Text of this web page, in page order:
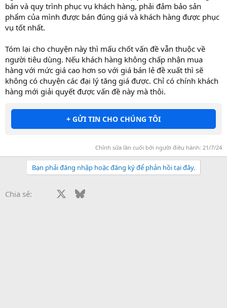
bán và quy trình phục vụ khách hàng, phải đảm bảo sản
phẩm của mình được bán đúng giá và khách hàng được phục
vụ tốt nhất.
Tóm lại cho chuyện này thì mấu chốt vấn đề vẫn thuộc về
người tiêu dùng. Nếu khách hàng không chấp nhận mua
hàng với mức giá cao hơn so với giá bán lẻ đề xuất thì sẽ
không có chuyện các đại lý tăng giá được. Chỉ có chính khách
hàng mới giải quyết được vấn đề này mà thôi.
+ GỬI TIN CHO CHÚNG TÔI
Chỉnh sửa lần cuối bởi người điều hành: 21/7/24
Bạn phải đăng nhập hoặc đăng ký để phản hồi tại đây.
Chia sẻ: Facebook Bluesky